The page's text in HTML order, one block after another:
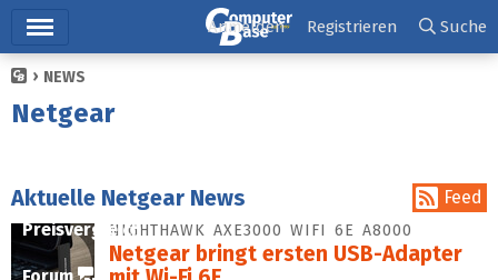
Ticker
Downloads
Preisvergleich
Anmelden Registrieren Suche
NEWS
Netgear
Aktuelle Netgear News Feed
NIGHTHAWK AXE3000 WIFI 6E A8000
Netgear bringt ersten USB-Adapter